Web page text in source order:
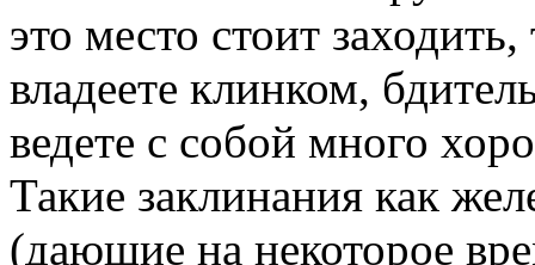
это место стоит
владеете клинком,
ведете с собой много
Такие заклинания как
(дающие на некоторое